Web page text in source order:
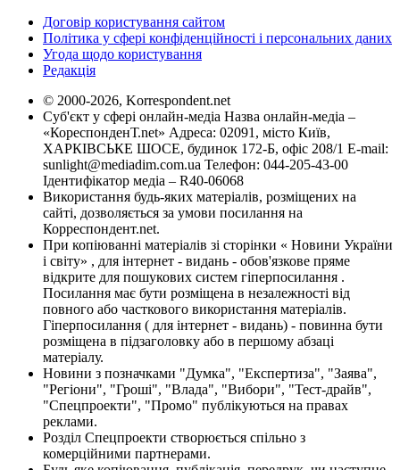
Договір користування сайтом
Політика у сфері конфіденційності і персональних даних
Угода щодо користування
Редакція
© 2000-2026, Korrespondent.net
Суб'єкт у сфері онлайн-медіа Назва онлайн-медіа –
«КореспонденТ.net» Адреса: 02091, місто Київ,
ХАРКІВСЬКЕ ШОСЕ, будинок 172-Б, офіс 208/1 E-mail:
sunlight@mediadim.com.ua Телефон: 044-205-43-00
Ідентифікатор медіа – R40-06068
Використання будь-яких матеріалів, розміщених на
сайті, дозволяється за умови посилання на
Корреспондент.net.
При копіюванні матеріалів зі сторінки « Новини України
і світу» , для інтернет - видань - обов'язкове пряме
відкрите для пошукових систем гіперпосилання .
Посилання має бути розміщена в незалежності від
повного або часткового використання матеріалів.
Гіперпосилання ( для інтернет - видань) - повинна бути
розміщена в підзаголовку або в першому абзаці
матеріалу.
Новини з позначками "Думка", "Експертиза", "Заява",
"Регіони", "Гроші", "Влада", "Вибори", "Тест-драйв",
"Спецпроекти", "Промо" публікуються на правах
реклами.
Розділ Спецпроекти створюється спільно з
комерційними партнерами.